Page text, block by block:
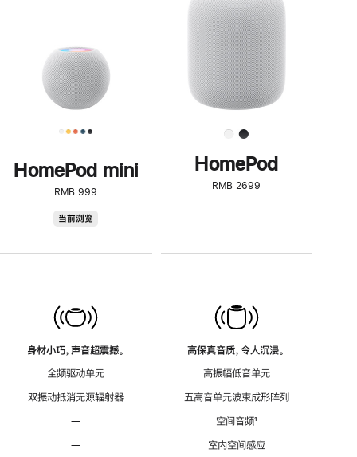
HomePod mini
RMB 999
当前浏览
身材小巧，声音超震撼。
全频驱动单元
双振动抵消无源辐射器
—
—
了
解
HomePod<
HomePod
RMB 2699
高保真音质，令人沉浸。
高振幅低音单元
五高音单元波束成形阵列
空间音频脚
¹
室内空间感应